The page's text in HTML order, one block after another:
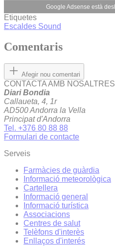
Google Adsense està
Etiquetes
Escaldes Sound
Comentaris
Afegir nou comentari
CONTACTA AMB NOSALTRES
Diari Bondia
Callaueta, 4, 1r
AD500 Andorra la Vella
Principat d'Andorra
Tel. +376 80 88 88
Formulari de contacte
Serveis
Farmàcies de guàrdia
Informació meteorològica
Cartellera
Informació general
Informació turística
Associacions
Centres de salut
Telèfons d'interès
Enllaços d'interés